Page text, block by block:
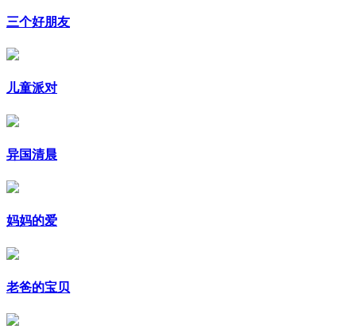
三个好朋友
儿童派对
异国清晨
妈妈的爱
老爸的宝贝